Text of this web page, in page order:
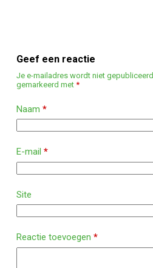
Geef een reactie
Je e-mailadres wordt niet gepubliceerd.
gemarkeerd met *
Naam *
E-mail *
Site
Reactie toevoegen *